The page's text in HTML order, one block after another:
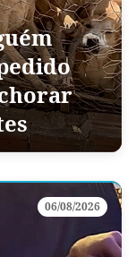
06/08/2026